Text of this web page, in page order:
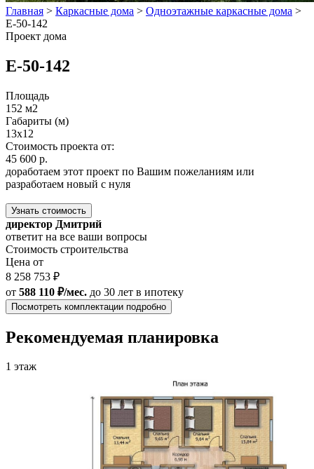
Главная > Каркасные дома > Одноэтажные каркасные дома >
E-50-142
Проект дома
E-50-142
Площадь
152 м2
Габариты (м)
13х12
Стоимость проекта от:
45 600 р.
доработаем этот проект по Вашим пожеланиям или
разработаем новый с нуля
Узнать стоимость
директор Дмитрий
ответит на все ваши вопросы
Стоимость строительства
Цена от
8 258 753 ₽
от 588 110 ₽/мес. до 30 лет в ипотеку
Посмотреть комплектации подробно
Рекомендуемая планировка
1 этаж